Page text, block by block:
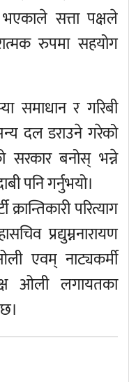
सत्ता पक्षले
रुपमा सहयोग
समाधान र गरिबी
दल डराउने गरेको
सरकार बनोस् भन्ने
पनि गर्नुभयो।
परित्याग
प्रद्युम्ननारायण
एवम् नाट्यकर्मी
ओली लगायतका